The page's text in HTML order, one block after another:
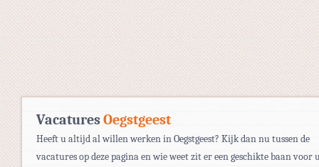
VacaturesOegstgeest
Heeft u altijd al willen werken in Oegstgeest? Kijk dan nu tussen de
vacatures op deze pagina en wie weet zit er een geschikte baan voor